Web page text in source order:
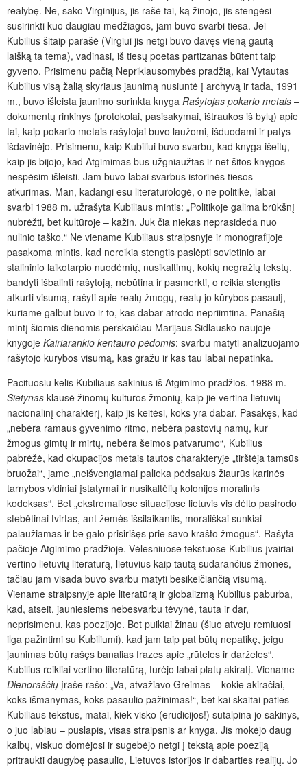
realybę. Ne, sako Virginijus, jis rašė tai, ką žinojo, jis stengėsi
susirinkti kuo daugiau medžiagos, jam buvo svarbi tiesa. Jei
Kubilius šitaip parašė (Virgiui jis netgi buvo davęs vieną gautą
laišką ta tema), vadinasi, iš tiesų poetas partizanas būtent taip
gyveno. Prisimenu pačią Nepriklausomybės pradžią, kai Vytautas
Kubilius visą žalią skyriaus jaunimą nusiuntė į archyvą ir tada, 1991
m., buvo išleista jaunimo surinkta knyga Rašytojas pokario metais –
dokumentų rinkinys (protokolai, pasisakymai, ištraukos iš bylų) apie
tai, kaip pokario metais rašytojai buvo laužomi, išduodami ir patys
išdavinėjo. Prisimenu, kaip Kubiliui buvo svarbu, kad knyga išeitų,
kaip jis bijojo, kad Atgimimas bus užgniaužtas ir net šitos knygos
nespėsim išleisti. Jam buvo labai svarbus istorinės tiesos
atkūrimas. Man, kadangi esu literatūrologė, o ne politikė, labai
svarbi 1988 m. užrašyta Kubiliaus mintis: „Politikoje galima brūkšnį
nubrėžti, bet kultūroje – kažin. Juk čia niekas neprasideda nuo
nulinio taško.“ Ne viename Kubiliaus straipsnyje ir monografijoje
pasakoma mintis, kad nereikia stengtis paslėpti sovietinio ar
stalininio laikotarpio nuodėmių, nusikaltimų, kokių negražių tekstų,
bandyti išbalinti rašytoją, nebūtina ir pasmerkti, o reikia stengtis
atkurti visumą, rašyti apie realų žmogų, realų jo kūrybos pasaulį,
kuriame galbūt buvo ir to, kas dabar atrodo nepriimtina. Panašią
mintį šiomis dienomis perskaičiau Marijaus Šidlausko naujoje
knygoje Kairiarankio kentauro pėdomis: svarbu matyti analizuojamo
rašytojo kūrybos visumą, kas gražu ir kas tau labai nepatinka.
Pacituosiu kelis Kubiliaus sakinius iš Atgimimo pradžios. 1988 m.
Sietynas klausė žinomų kultūros žmonių, kaip jie vertina lietuvių
nacionalinį charakterį, kaip jis keitėsi, koks yra dabar. Pasakęs, kad
„nebėra ramaus gyvenimo ritmo, nebėra pastovių namų, kur
žmogus gimtų ir mirtų, nebėra šeimos patvarumo“, Kubilius
pabrėžė, kad okupacijos metais tautos charakteryje „tirštėja tamsūs
bruožai“, jame „neišvengiamai palieka pėdsakus žiaurūs karinės
tarnybos vidiniai įstatymai ir nusikaltėlių kolonijos moralinis
kodeksas“. Bet „ekstremaliose situacijose lietuvis vis dėlto pasirodo
stebėtinai tvirtas, ant žemės išsilaikantis, morališkai sunkiai
palaužiamas ir be galo prisirišęs prie savo krašto žmogus“. Rašyta
pačioje Atgimimo pradžioje. Vėlesniuose tekstuose Kubilius įvairiai
vertino lietuvių literatūrą, lietuvius kaip tautą sudarančius žmones,
tačiau jam visada buvo svarbu matyti besikeičiančią visumą.
Viename straipsnyje apie literatūrą ir globalizmą Kubilius paburba,
kad, atseit, jauniesiems nebesvarbu tėvynė, tauta ir dar,
neprisimenu, kas poezijoje. Bet puikiai žinau (šiuo atveju remiuosi
ilga pažintimi su Kubiliumi), kad jam taip pat būtų nepatikę, jeigu
jaunimas būtų rašęs banalias frazes apie „rūteles ir darželes“.
Kubilius reikliai vertino literatūrą, turėjo labai platų akiratį. Viename
Dienoraščių įraše rašo: „Va, atvažiavo Greimas – kokie akiračiai,
koks išmanymas, koks pasaulio pažinimas!“, bet kai skaitai paties
Kubiliaus tekstus, matai, kiek visko (erudicijos!) sutalpina jo sakinys,
o juo labiau – puslapis, visas straipsnis ar knyga. Jis mokėjo daug
kalbų, viskuo domėjosi ir sugebėjo netgi į tekstą apie poeziją
pritraukti daugybę pasaulio, Lietuvos istorijos ir dabarties realijų. Jo